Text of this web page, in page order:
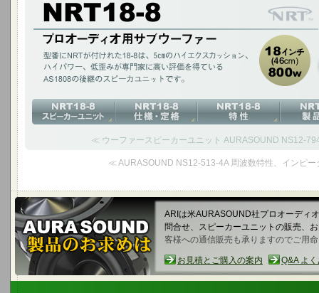
型番にNRTが付けれた18-8は、5cmのハイエクスカッション、ハイパワー
いるAS1808の後継のスピーカユニットです。
18インチ(46cm)800W
≪ ウーファースピーカーユニット AURASOUND NS12-
≪ AURASOUND NS12-513-4A 周波数特性、インピ
ARIは米AURASOUND社プロオーディ
問合せ、スピーカーユニットの販売、
客様への通信販売も承りますのでご用
お見積とご購入の案内 Q&A よ